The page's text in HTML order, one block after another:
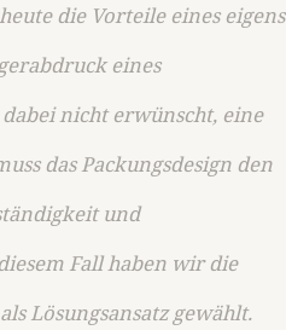
die Vorteile eines eigens
eines
nicht erwünscht, eine
das Packungsdesign den
und
Fall haben wir die
Lösungsansatz gewählt.